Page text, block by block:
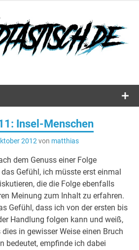
Insel-Menschen
2012von matthias
dem Genuss einer Folge
Gefühl, ich müsste erst einmal
die die Folge ebenfalls
Meinung zum Inhalt zu erfahren.
Gefühl, dass ich von der ersten bis
Handlung folgen kann und weiß,
in gewisser Weise einen Bruch
bedeutet, empfinde ich dabei